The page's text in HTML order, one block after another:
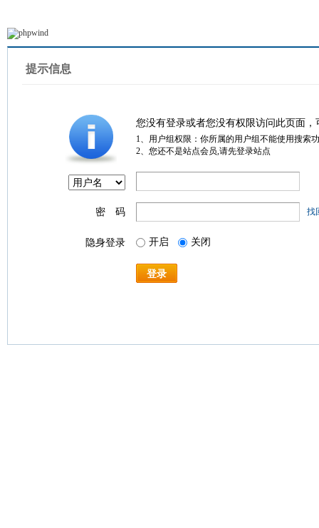
提示信息
您没有登录或者您没有权限访问此页面
1、用户组权限：你所属的用户组不能使用搜索
2、您还不是站点会员,请先登录站点
密 码 找
隐身登录 开启 关闭
登录